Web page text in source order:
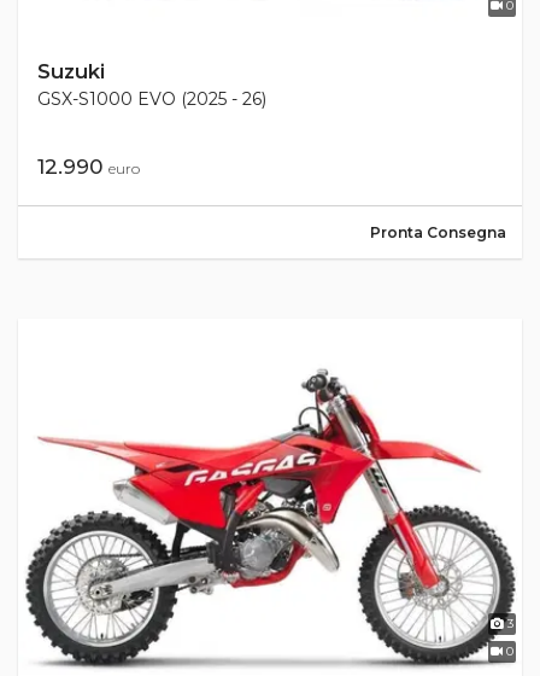
0
Suzuki
GSX-S1000 EVO (2025 - 26)
12.990 euro
Pronta Consegna
3
0